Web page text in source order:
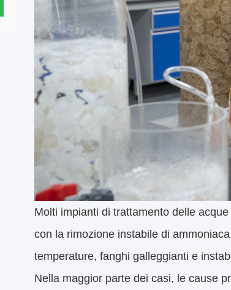
Molti impianti di trattamento delle
con la rimozione instabile di
temperature, fanghi galleggianti e
Nella maggior parte dei casi, le cause